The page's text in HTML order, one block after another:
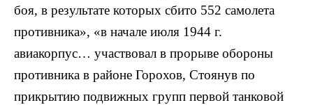
боя, в результате которых сбито 552 самолета
противника», «в начале июля 1944 г.
авиакорпус… участвовал в прорыве обороны
противника в районе Горохов, Стоянув по
прикрытию подвижных групп первой танковой